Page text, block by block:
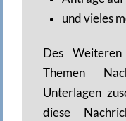
und vieles
Des
Themen
Unterlagen
diese